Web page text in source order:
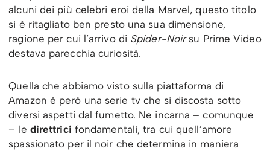
alcuni dei più celebri eroi della Marvel, questo titolo
si è ritagliato ben presto una sua dimensione,
ragione per cui l’arrivo di Spider-Noir su Prime Video
destava parecchia curiosità.
Quella che abbiamo visto sulla piattaforma di
Amazon è però una serie tv che si discosta sotto
diversi aspetti dal fumetto. Ne incarna – comunque
– le direttrici fondamentali, tra cui quell’amore
spassionato per il noir che determina in maniera